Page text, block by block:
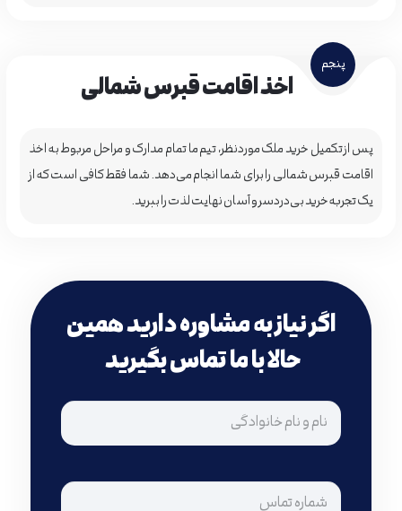
پنجم
اخذ اقامت قبرس شمالی
پس از تکمیل خرید ملک موردنظر، تیم ما تمام مدارک و مراحل مربوط به اخذ
اقامت قبرس شمالی را برای شما انجام می‌دهد. شما فقط کافی است که از
یک تجربه خرید بی‌دردسر و آسان نهایت لذت را ببرید.
اگر نیاز به مشاوره دارید همین
حالا با ما تماس بگیرید